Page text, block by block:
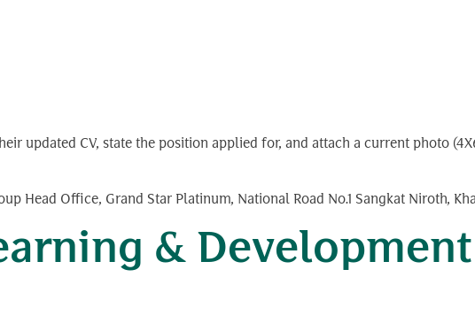
updated CV, state the position applied for, and attach a current photo
Head Office, Grand Star Platinum, National Road No.1 Sangkat Niroth,
& Development